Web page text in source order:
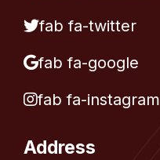
fab fa-twitter
fab fa-google
fab fa-instagram
Address